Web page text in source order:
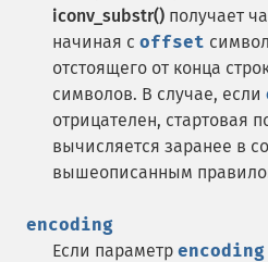
iconv_substr() получает
начиная с offset
отстоящего от конца
символов. В случае, если
отрицателен, стартовая
вычисляется заранее в
вышеописанным
encoding
Если параметр encoding